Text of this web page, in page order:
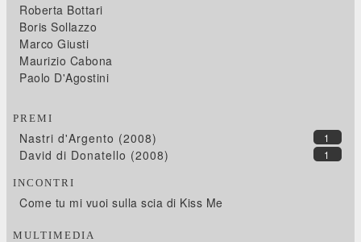
Roberta Bottari
Boris Sollazzo
Marco Giusti
Maurizio Cabona
Paolo D'Agostini
PREMI
1
Nastri d'Argento (2008)
1
David di Donatello (2008)
INCONTRI
Come tu mi vuoi sulla scia di Kiss Me
MULTIMEDIA